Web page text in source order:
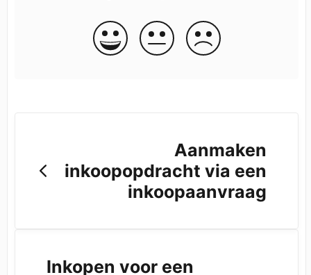
Aanmaken
inkoopopdracht via een
inkoopaanvraag
Inkopen voor een